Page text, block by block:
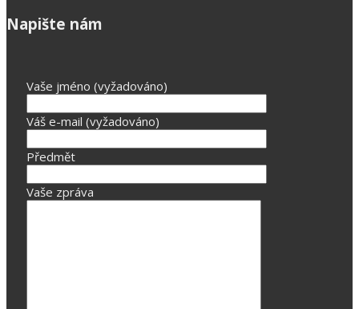
Napište nám
Vaše jméno (vyžadováno)
Váš e-mail (vyžadováno)
Předmět
Vaše zpráva